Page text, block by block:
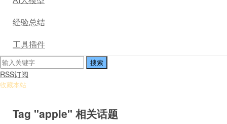
经验总结
工具插件
RSS订阅
收藏本站
Tag "apple" 相关话题